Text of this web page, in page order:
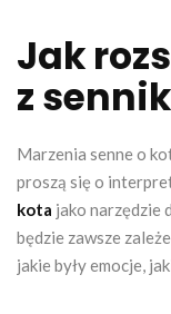
Jak
z
Marzenia senne o
proszą się o
kota jako narzędzie
będzie zawsze
jakie były emocje,